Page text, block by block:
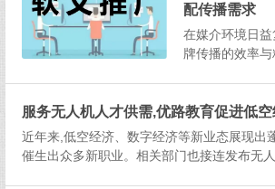
配传播需求
在媒介环境日
牌传播的效率
量，还是企业
公信力，抑或出
曝光，选择适
服务无人机人才供需,优路教育促进低
近年来,低空经济、数字经济等新业态展现出
催生出众多新职业。相关部门也接连发布无